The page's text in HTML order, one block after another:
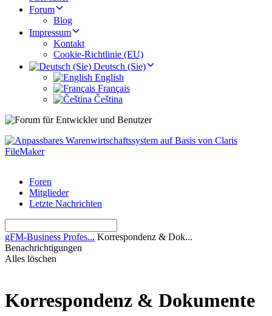
Forum
Blog
Impressum
Kontakt
Cookie-Richtlinie (EU)
Deutsch (Sie)
English
Français
Čeština
Foren
Mitglieder
Letzte Nachrichten
gFM-Business Profes... Korrespondenz & Dok...
Benachrichtigungen
Alles löschen
Korrespondenz & Dokumente